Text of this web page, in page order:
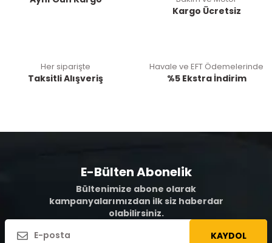
Kargo Ücretsiz
Her siparişte
Taksitli Alışveriş
Havale ve EFT Ödemelerinde
%5 Ekstra İndirim
E-Bülten Abonelik
Bültenimize abone olarak
kampanyalarımızdan ilk siz haberdar
olabilirsiniz.
KAYDOL